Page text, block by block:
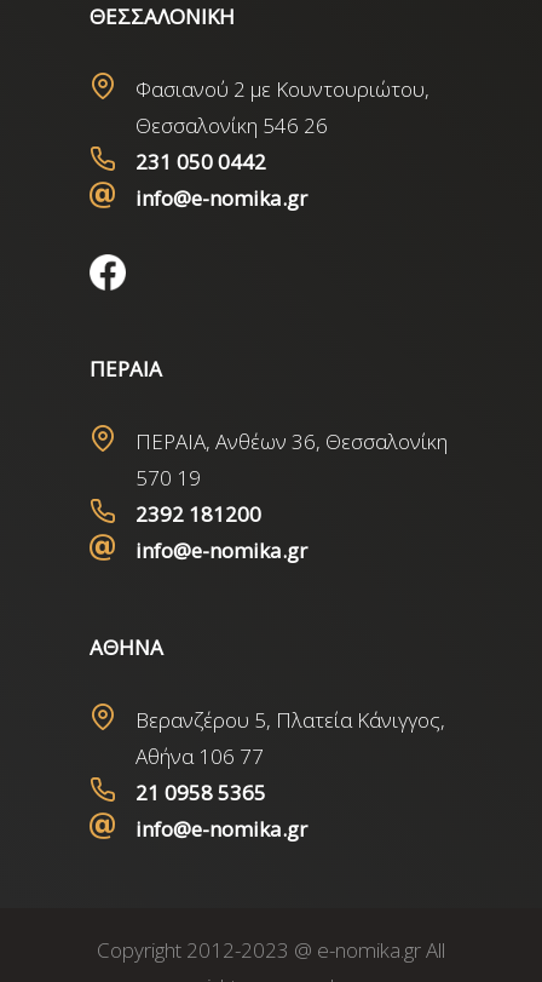
ΘΕΣΣΑΛΟΝΙΚΗ
Φασιανού 2 με Κουντουριώτου,
Θεσσαλονίκη 546 26
231 050 0442
info@e-nomika.gr
ΠΕΡΑΙΑ
ΠΕΡΑΙΑ, Ανθέων 36, Θεσσαλονίκη
570 19
2392 181200
info@e-nomika.gr
ΑΘΗΝΑ
Βερανζέρου 5, Πλατεία Κάνιγγος,
Αθήνα 106 77
21 0958 5365
info@e-nomika.gr
Copyright 2012-2023 @ e-nomika.gr All